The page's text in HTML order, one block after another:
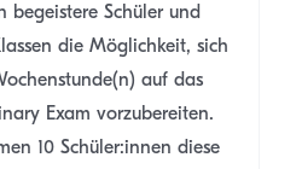
begeistere Schüler und
die Möglichkeit, sich
auf das
Exam vorzubereiten.
10 Schüler:innen diese